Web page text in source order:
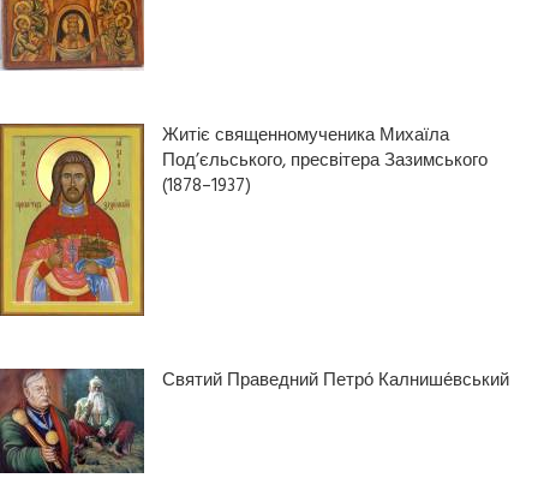
Житіє священномученика Михаїла
Под’єльського, пресвітера Зазимського
(1878–1937)
Святий Праведний Петро́ Калнише́вський